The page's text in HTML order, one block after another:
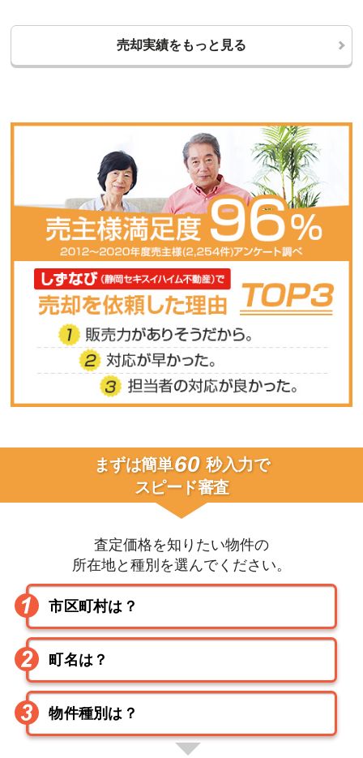
売却実績をもっと見る
まずは簡単60 秒入力で
スピード審査
査定価格を知りたい物件の
所在地と種別を選んでください。